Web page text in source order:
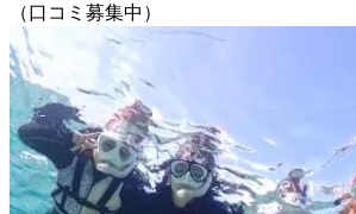
（口コミ募集中）